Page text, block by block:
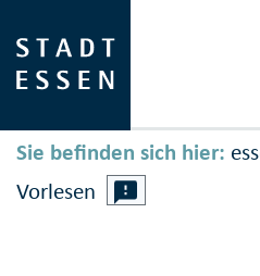
Sie befinden sich hier:
Vorlesen